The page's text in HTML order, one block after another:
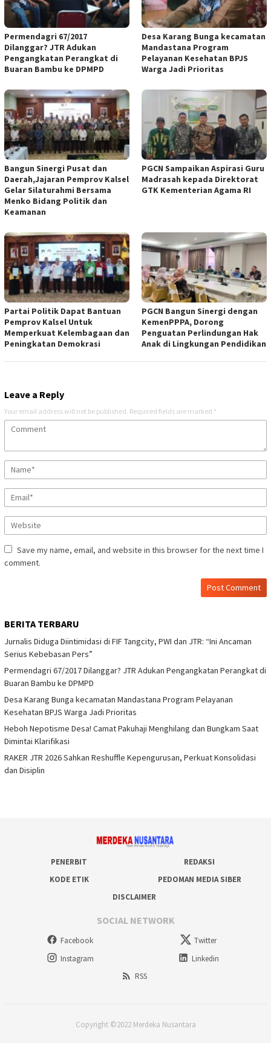
Permendagri 67/2017
Dilanggar? JTR Adukan
Pengangkatan Perangkat di
Buaran Bambu ke DPMPD
Desa Karang Bunga kecamatan
Mandastana Program
Pelayanan Kesehatan BPJS
Warga Jadi Prioritas
Bangun Sinergi Pusat dan
Daerah,Jajaran Pemprov Kalsel
Gelar Silaturahmi Bersama
Menko Bidang Politik dan
Keamanan
PGCN Sampaikan Aspirasi Guru
Madrasah kepada Direktorat
GTK Kementerian Agama RI
Partai Politik Dapat Bantuan
Pemprov Kalsel Untuk
Memperkuat Kelembagaan dan
Peningkatan Demokrasi
PGCN Bangun Sinergi dengan
KemenPPPA, Dorong
Penguatan Perlindungan Hak
Anak di Lingkungan Pendidikan
Leave a Reply
Your email address will not be published. Required fields are marked *
Save my name, email, and website in this browser for the next time I
comment.
BERITA TERBARU
Jurnalis Diduga Diintimidasi di FIF Tangcity, PWI dan JTR: “Ini Ancaman
Serius Kebebasan Pers”
Permendagri 67/2017 Dilanggar? JTR Adukan Pengangkatan Perangkat di
Buaran Bambu ke DPMPD
Desa Karang Bunga kecamatan Mandastana Program Pelayanan
Kesehatan BPJS Warga Jadi Prioritas
Heboh Nepotisme Desa! Camat Pakuhaji Menghilang dan Bungkam Saat
Dimintai Klarifikasi
RAKER JTR 2026 Sahkan Reshuffle Kepengurusan, Perkuat Konsolidasi
dan Disiplin
PENERBIT
REDAKSI
KODE ETIK
PEDOMAN MEDIA SIBER
DISCLAIMER
SOCIAL NETWORK
Facebook
Twitter
Instagram
Linkedin
RSS
Copyright ©2022 Merdeka Nusantara